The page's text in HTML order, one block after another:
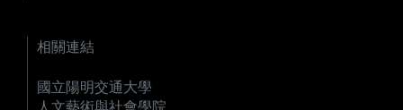
相關連結
國立陽明交通大學